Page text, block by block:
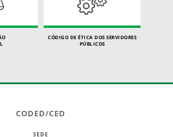
CÓDIGO DE ÉTICA DOS SERVIDORES
PÚBLICOS
CODED/CED
SEDE